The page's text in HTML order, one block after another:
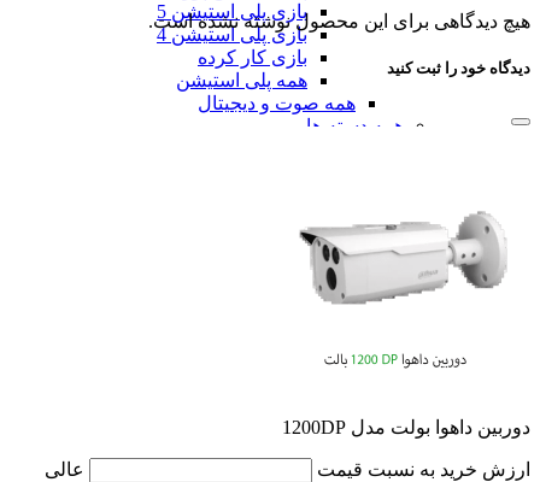
بازی پلی استیشن 5
بازی پلی استیشن 4
بازی کار کرده
همه پلی استیشن
همه صوت و دیجیتال
همه دسته ها
هیچ دیدگاهی برای این محصول نوشته نشده است.
دیدگاه خود را ثبت کنید
دوربین داهوا بولت مدل 1200DP
ارزش خرید به نسبت قیمت
عالی